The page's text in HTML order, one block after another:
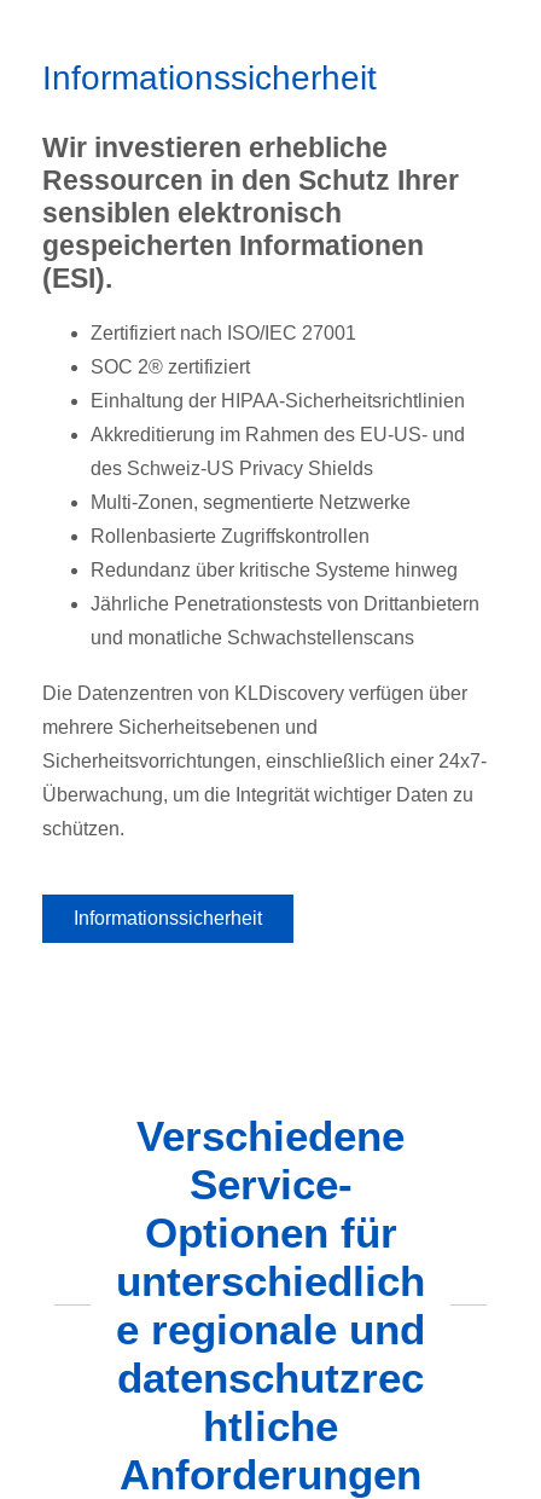
Informationssicherheit
Wir investieren erhebliche
Ressourcen in den Schutz Ihrer
sensiblen elektronisch
gespeicherten Informationen
(ESI).
Zertifiziert nach ISO/IEC 27001
SOC 2® zertifiziert
Einhaltung der HIPAA-Sicherheitsrichtlinien
Akkreditierung im Rahmen des EU-US- und
des Schweiz-US Privacy Shields
Multi-Zonen, segmentierte Netzwerke
Rollenbasierte Zugriffskontrollen
Redundanz über kritische Systeme hinweg
Jährliche Penetrationstests von Drittanbietern
und monatliche Schwachstellenscans
Die Datenzentren von KLDiscovery verfügen über
mehrere Sicherheitsebenen und
Sicherheitsvorrichtungen, einschließlich einer 24x7-
Überwachung, um die Integrität wichtiger Daten zu
schützen.
Informationssicherheit
Verschiedene
Service-
Optionen für
unterschiedlich
e regionale und
datenschutzrec
htliche
Anforderungen